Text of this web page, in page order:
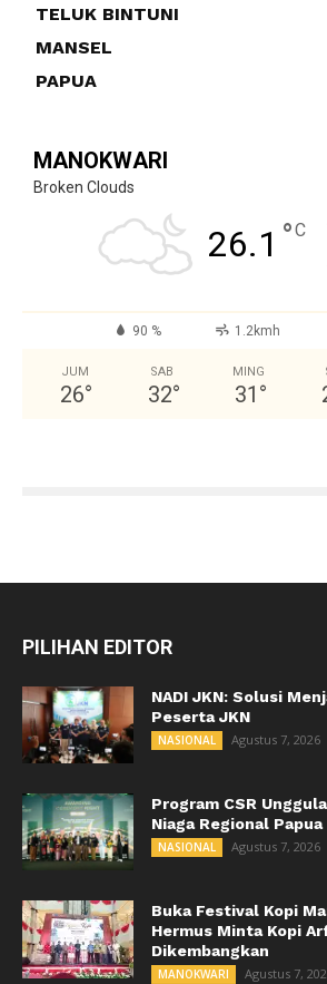
TELUK BINTUNI
MANSEL
PAPUA
MANOKWARI
Broken Clouds
26.1 °C
90 % 1.2kmh
JUM
26°
SAB
32°
MING
31 °
PILIHAN EDITOR
NADI JKN: Solusi
Peserta JKN
NASIONAL Agustus 7, 2026
Program CSR
Niaga Regional
NASIONAL Agustus 7, 2026
Buka Festival Kopi
Hermus Minta Kopi
Dikembangkan
MANOKWARI Agustus 7,